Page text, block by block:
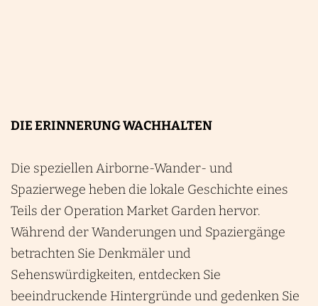
DIE ERINNERUNG WACHHALTEN
Die speziellen Airborne-Wander- und
Spazierwege heben die lokale Geschichte eines
Teils der Operation Market Garden hervor.
Während der Wanderungen und Spaziergänge
betrachten Sie Denkmäler und
Sehenswürdigkeiten, entdecken Sie
beeindruckende Hintergründe und gedenken Sie